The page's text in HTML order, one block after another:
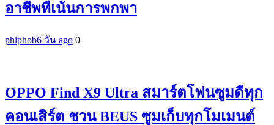
อาชีพที่เน้นการพกพา
phiphob6 วัน ago 0
OPPO Find X9 Ultra สมาร์ตโฟนซูมดีทุก
คอนเสิร์ต ชวน BEUS ซูมเก็บทุกโมเมนต์